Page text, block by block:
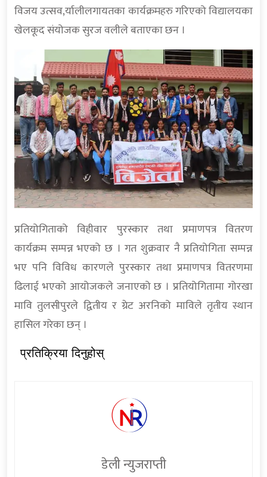
विजय उत्सव,र्यालीलगायतका कार्यक्रमहरु गरिएको विद्यालयका
खेलकूद संयोजक सुरज वलीले बताएका छन ।
प्रतियोगिताको विहीवार पुरस्कार तथा प्रमाणपत्र वितरण
कार्यक्रम सम्पन्न भएको छ । गत शुक्रवार नै प्रतियोगिता सम्पन्न
भए पनि विविध कारणले पुरस्कार तथा प्रमाणपत्र वितरणमा
ढिलाई भएको आयोजकले जनाएको छ । प्रतियोगितामा गोरखा
मावि तुलसीपुरले द्वितीय र ग्रेट अरनिको माविले तृतीय स्थान
हासिल गरेका छन् ।
प्रतिक्रिया दिनुहोस्
डेली न्युजराप्ती